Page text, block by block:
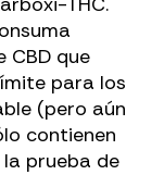
CBD que
para los
(pero aún
contienen
prueba de